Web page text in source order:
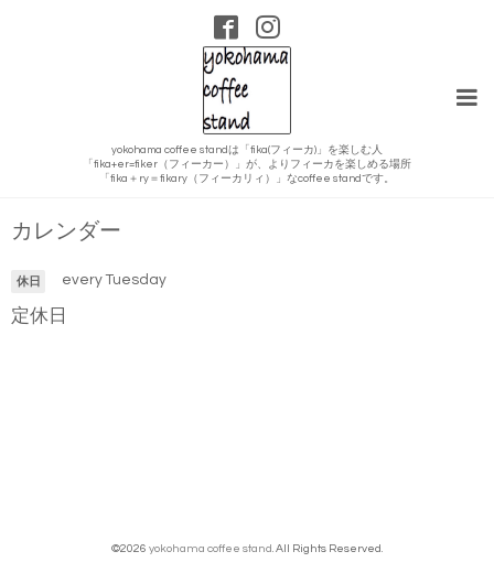
yokohama coffee standは「fika(フィーカ)」を楽しむ人
「fika+er=fiker（フィーカー）」が、よりフィーカを楽しめる場所
「fika＋ry＝fikary（フィーカリィ）」なcoffee standです。
カレンダー
休日 every Tuesday
定休日
©2026 yokohama coffee stand. All Rights Reserved.